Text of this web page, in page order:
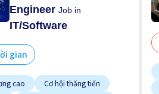
EngineerJob in
IT/Software
gian
cao
Cơ hội thăng tiến